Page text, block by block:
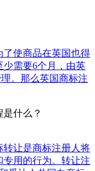
了使商品在英国也得
需要6个月，由英
。那么英国商标注
什么？
转让是商标注册人将
用的行为。转让注